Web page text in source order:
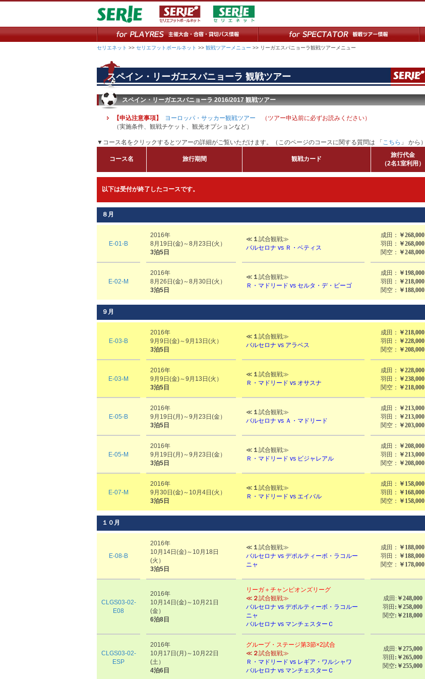
セリエネット >> セリエフットボールネット >> 観戦ツアーメニュー >> リーガエスパニョーラ観戦ツアーメニュー
スペイン・リーガエスパニョーラ 観戦ツアー
スペイン・リーガエスパニョーラ 2016/2017 観戦ツアー
【申込注意事項】 ヨーロッパ・サッカー観戦ツアー
（ツアー申込前に必ずお読みください）
（実施条件、観戦チケット、観光オプションなど）
▼コース名をクリックするとツアーの詳細がご覧いただけます。（このページのコースに関する質問は 「 こちら 」 から）
コース名 旅行期間 観戦カード
旅行代金
（2名1室利用）
以下は受付が終了したコースです。
８月
E-01-B
2016年
8月19日(金)～8月23日(火）
3泊5日
≪ １試合観戦≫
バルセロナ vs Ｒ・ベティス
成田： ￥268,000
羽田： ￥268,000
関空： ￥248,000
E-02-M
2016年
8月26日(金)～8月30日(火）
3泊5日
≪ １試合観戦≫
Ｒ ・マドリード vs セルタ・デ・ビーゴ
成田： ￥198,000
羽田： ￥218,000
関空： ￥188,000
９月
E-03-B
2016年
9月9日(金)～9月13日(火）
3泊5日
≪ １試合観戦≫
バルセロナ vs アラベス
成田： ￥218,000
羽田： ￥228,000
関空： ￥208,000
E-03-M
2016年
9月9日(金)～9月13日(火）
3泊5日
≪ １試合観戦≫
Ｒ・マドリード vs オサスナ
成田： ￥228,000
羽田： ￥238,000
関空： ￥218,000
E-05-B
2016年
9月19日(月)～9月23日(金）
3泊5日
≪ １試合観戦≫
バルセロナ vs Ａ・マドリード
成田： ￥213,000
羽田： ￥213,000
関空： ￥203,000
E-05-M
2016年
9月19日(月)～9月23日(金）
3泊5日
≪ １試合観戦≫
Ｒ・マドリード vs ビジャレアル
成田： ￥208,000
羽田： ￥213,000
関空： ￥208,000
E-07-M
2016年
9月30日(金)～10月4日(火）
3泊5日
≪ １試合観戦≫
Ｒ・マドリード vs エイバル
成田： ￥158,000
羽田： ￥168,000
関空： ￥158,000
１０月
E-08-B
2016年
10月14日(金)～10月18日
(火）
3泊5日
≪ １試合観戦≫
バルセロナ vs デポルティーボ・ラコルー
ニャ
成田： ￥188,000
羽田： ￥188,000
関空： ￥178,000
CLGS03-02-
E08
2016年
10月14日(金)～10月21日
(金）
6泊8日
リーガ＋チャンピオンズリーグ
≪ ２試合観戦≫
バルセロナ vs デポルティーボ・ラコルー
ニャ
バルセロナ vs マンチェスターＣ
成田:￥248,000
羽田 :￥258,000
関空:￥218,000
CLGS03-02-
ESP
2016年
10月17日(月)～10月22日
(土）
4泊6日
グループ・ステージ第3節×2試合
≪ ２試合観戦≫
Ｒ・マドリード vs レギア・ワルシャワ
バルセロナ vs マンチェスターＣ
成田:￥275,000
羽田 :￥265,000
関空:￥255,000